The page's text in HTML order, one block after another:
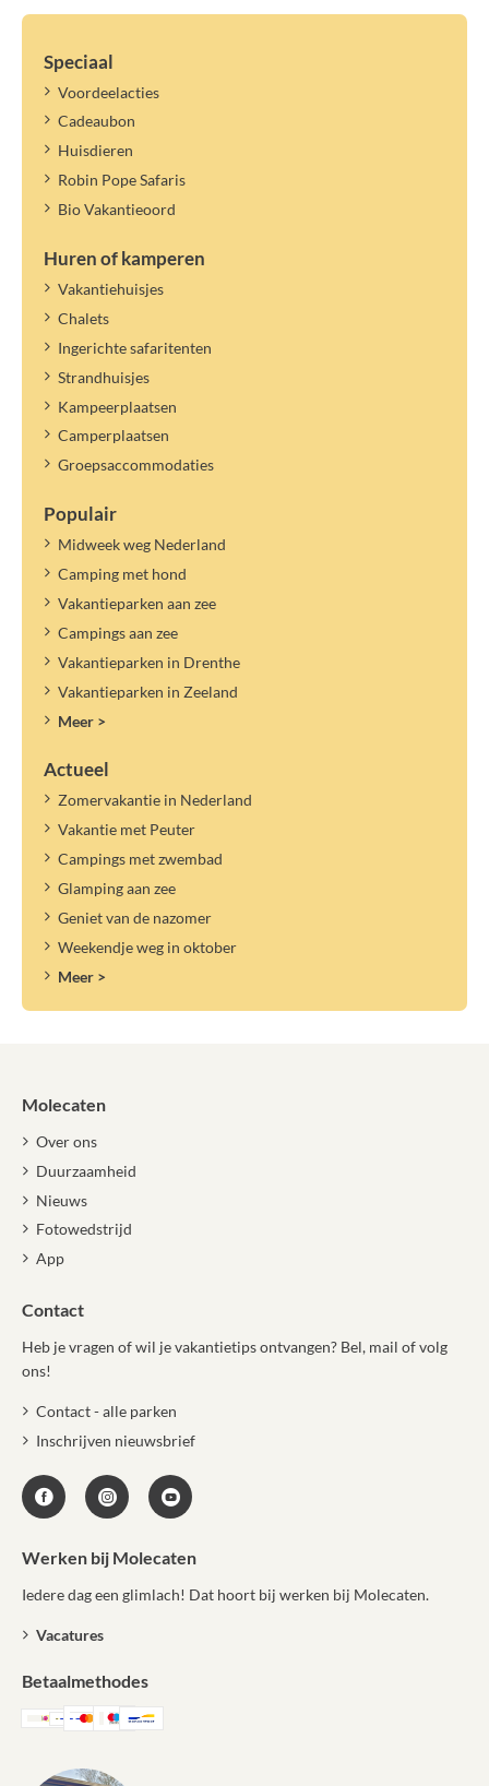
Speciaal
Voordeelacties
Cadeaubon
Huisdieren
Robin Pope Safaris
Bio Vakantieoord
Huren of kamperen
Vakantiehuisjes
Chalets
Ingerichte safaritenten
Strandhuisjes
Kampeerplaatsen
Camperplaatsen
Groepsaccommodaties
Populair
Midweek weg Nederland
Camping met hond
Vakantieparken aan zee
Campings aan zee
Vakantieparken in Drenthe
Vakantieparken in Zeeland
Meer >
Actueel
Zomervakantie in Nederland
Vakantie met Peuter
Campings met zwembad
Glamping aan zee
Geniet van de nazomer
Weekendje weg in oktober
Meer >
Molecaten
Over ons
Duurzaamheid
Nieuws
Fotowedstrijd
App
Contact
Heb je vragen of wil je vakantietips ontvangen? Bel, mail of volg
ons!
Contact - alle parken
Inschrijven nieuwsbrief
Werken bij Molecaten
Iedere dag een glimlach! Dat hoort bij werken bij Molecaten.
Vacatures
Betaalmethodes